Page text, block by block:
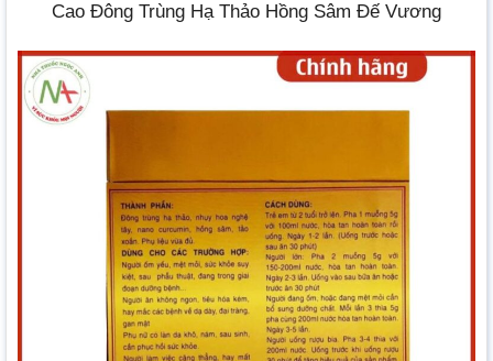
Cao Đông Trùng Hạ Thảo Hồng Sâm Đế Vương